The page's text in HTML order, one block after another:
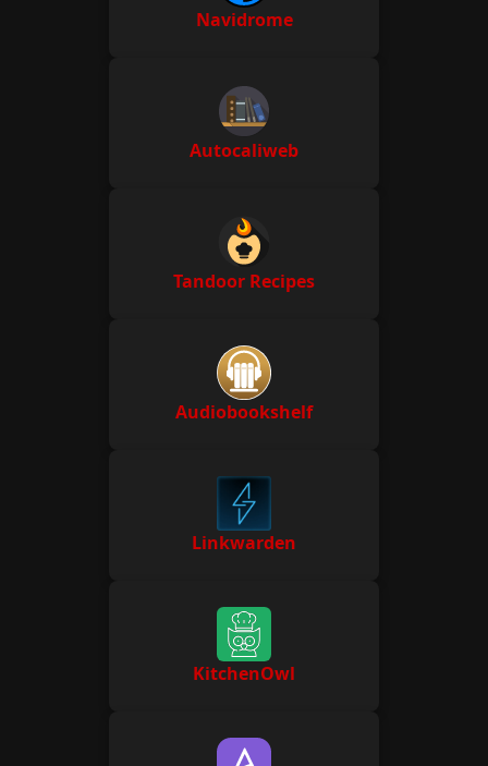
Navidrome
Autocaliweb
Tandoor Recipes
Audiobookshelf
Linkwarden
KitchenOwl